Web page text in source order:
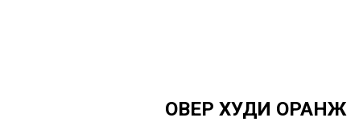
ОВЕР ХУДИ ОРАНЖ